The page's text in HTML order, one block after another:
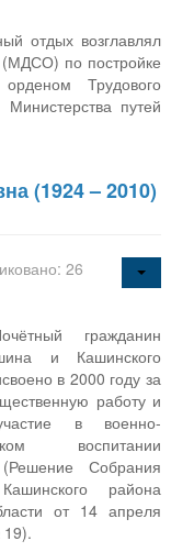
отдых возглавлял
по постройке
Трудового
путей
(1924 – 2010)
26
гражданин
и Кашинского
в 2000 году за
работу и
в военно-
воспитании
Собрания
района
от 14 апреля